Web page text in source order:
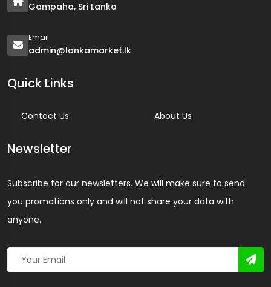
Gampaha, Sri Lanka
Email
admin@lankamarket.lk
Quick Links
Contact Us About Us
Newsletter
Subscribe for our newsletters. We will make sure to send
you promotions only and will not share your data with
anyone.